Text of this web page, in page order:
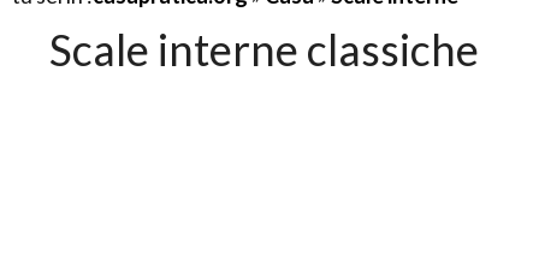
Scale interne classiche